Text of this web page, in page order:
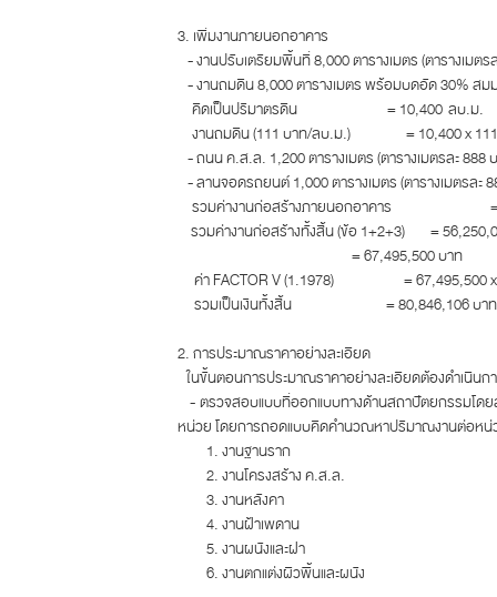
3. เพิ่มงานภายนอกอาคาร
- งานปรับเตรียมพื้นที่ 8,000 ตารางเมตร (ตารางเมต
- งานถมดิน 8,000 ตารางเมตร พร้อมบดอัด 30% สม
คิดเป็นปริมาตรดิน = 10,400 ลบ.ม.
งานถมดิน (111 บาท/ลบ.ม.) = 10,400 x 111
- ถนน ค.ส.ล. 1,200 ตารางเมตร (ตารางเมตรละ
- ลานจอดรถยนต์ 1,000 ตารางเมตร (ตารางเมตรละ
รวมค่างานก่อสร้างภายนอกอาคาร =
รวมค่างานก่อสร้างทั้งสิ้น (ข้อ 1+2+3) =
= 67,495,500 บาท
ค่า FACTOR V (1.1978) = 67,495,500 x
รวมเป็นเงินทั้งสิ้น = 80,846,106 บาท
2. การประมาณราคาอย่างละเอียด
ในขั้นตอนการประมาณราคาอย่างละเอียดต้องดำเนินก
- ตรวจสอบแบบที่ออกแบบทางด้านสถาปัตยกรรมโด
หน่วย โดยการถอดแบบคิดคำนวณหาปริมาณงานต่อหน่
งานฐานราก
งานโครงสร้าง ค.ส.ล.
งานหลังคา
งานฝ้าเพดาน
งานผนังและฝา
งานตกแต่งผิวพื้นและผนัง